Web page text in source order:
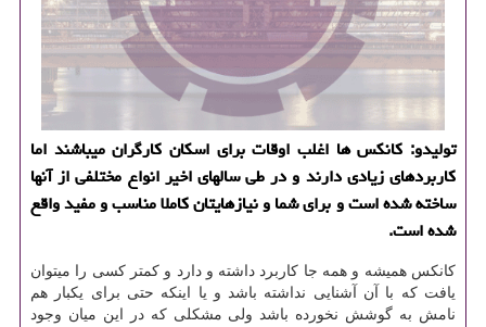
تولیدو: كانكس ها اغلب اوقات برای اسكان كارگران میباشند اما
كاربردهای زیادی دارند و در طی سالهای اخیر انواع مختلفی از آنها
ساخته شده است و برای شما و نیازهایتان كاملا مناسب و مفید واقع
شده است.
کانکس همیشه و همه جا کاربرد داشته و دارد و کمتر کسی را میتوان
یافت که با آن آشنایی نداشته باشد و یا اینکه حتی برای یکبار هم
نامش به گوشش نخورده باشد ولی مشکلی که در این میان وجود